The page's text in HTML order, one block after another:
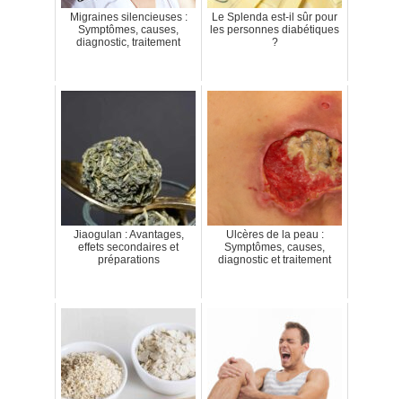
Migraines silencieuses :
Symptômes, causes,
diagnostic, traitement
Le Splenda est-il sûr pour
les personnes diabétiques
?
Jiaogulan : Avantages,
effets secondaires et
préparations
Ulcères de la peau :
Symptômes, causes,
diagnostic et traitement